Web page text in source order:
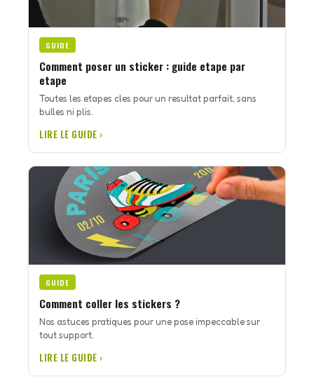
GUIDE
Comment poser un sticker : guide etape par
etape
Toutes les etapes cles pour un resultat parfait, sans
bulles ni plis.
LIRE LE GUIDE ›
GUIDE
Comment coller les stickers ?
Nos astuces pratiques pour une pose impeccable sur
tout support.
LIRE LE GUIDE ›